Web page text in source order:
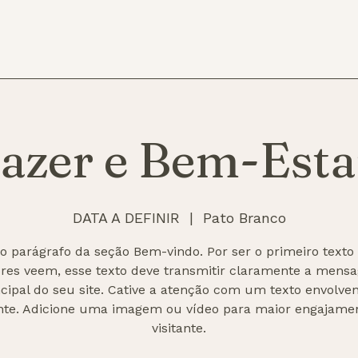
e Bem-
DATA A DEFINIR
  |
Pato Branco
parágrafo da seção Bem-vindo. Por ser o primeiro texto
veem, esse texto deve transmitir claramente a
do seu site. Cative a atenção com um texto
Adicione uma imagem ou vídeo para maior
visitante.